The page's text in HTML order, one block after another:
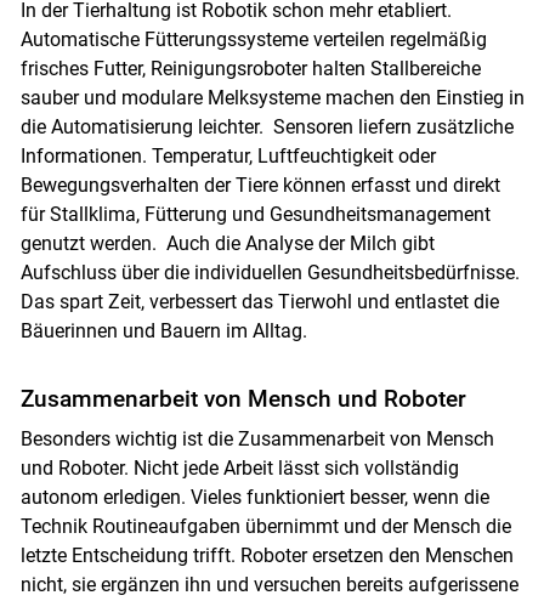
In der Tierhaltung ist Robotik schon mehr etabliert.
Automatische Fütterungssysteme verteilen regelmäßig
frisches Futter, Reinigungsroboter halten Stallbereiche
sauber und modulare Melksysteme machen den Einstieg in
die Automatisierung leichter. Sensoren liefern zusätzliche
Informationen. Temperatur, Luftfeuchtigkeit oder
Bewegungsverhalten der Tiere können erfasst und direkt
für Stallklima, Fütterung und Gesundheitsmanagement
genutzt werden. Auch die Analyse der Milch gibt
Aufschluss über die individuellen Gesundheitsbedürfnisse.
Das spart Zeit, verbessert das Tierwohl und entlastet die
Bäuerinnen und Bauern im Alltag.
Zusammenarbeit von Mensch und Roboter
Besonders wichtig ist die Zusammenarbeit von Mensch
und Roboter. Nicht jede Arbeit lässt sich vollständig
autonom erledigen. Vieles funktioniert besser, wenn die
Technik Routineaufgaben übernimmt und der Mensch die
letzte Entscheidung trifft. Roboter ersetzen den Menschen
nicht, sie ergänzen ihn und versuchen bereits aufgerissene